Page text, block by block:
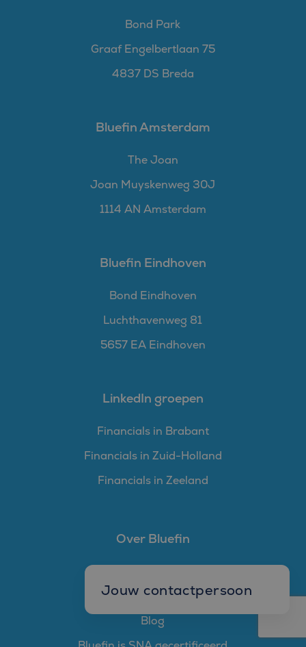
Jouw contactpersoon
Bond Park
Graaf Engelbertlaan 75
4837 DS Breda
Bluefin Amsterdam
The Joan
Joan Muyskenweg 30J
1114 AN Amsterdam
Bluefin Eindhoven
Bond Eindhoven
Luchthavenweg 81
5657 EA Eindhoven
LinkedIn groepen
Financials in Brabant
Financials in Zuid-Holland
Financials in Zeeland
Over Bluefin
Ons verhaal
Blog